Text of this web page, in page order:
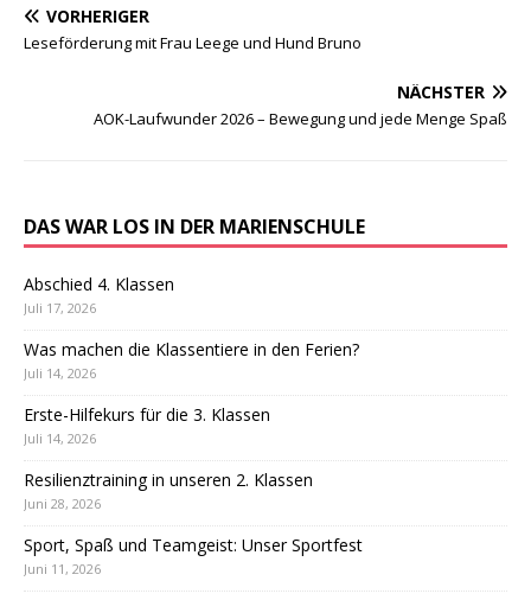
VORHERIGER
Leseförderung mit Frau Leege und Hund Bruno
NÄCHSTER
AOK-Laufwunder 2026 – Bewegung und jede Menge Spaß
DAS WAR LOS IN DER MARIENSCHULE
Abschied 4. Klassen
Juli 17, 2026
Was machen die Klassentiere in den Ferien?
Juli 14, 2026
Erste-Hilfekurs für die 3. Klassen
Juli 14, 2026
Resilienztraining in unseren 2. Klassen
Juni 28, 2026
Sport, Spaß und Teamgeist: Unser Sportfest
Juni 11, 2026